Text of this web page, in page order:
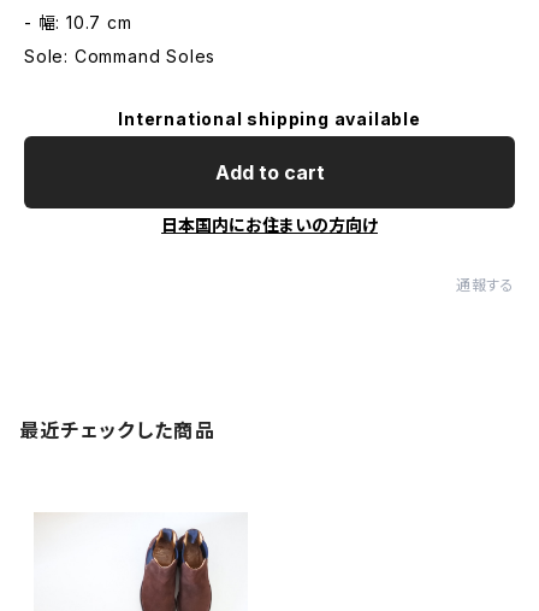
- 幅: 10.7 cm
Sole: Command Soles
International shipping available
Add to cart
日本国内にお住まいの方向け
通報する
最近チェックした商品